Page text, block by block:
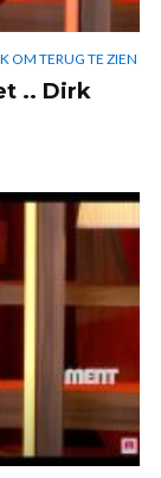
OM TERUG TE ZIEN
.. Dirk